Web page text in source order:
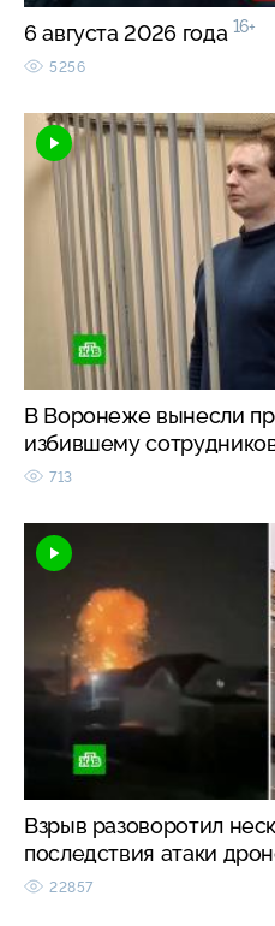
6 августа 2026 года 16+
5256
В Воронеже вынесли
избившему
713
Взрыв разоворотил
последствия атаки
22857